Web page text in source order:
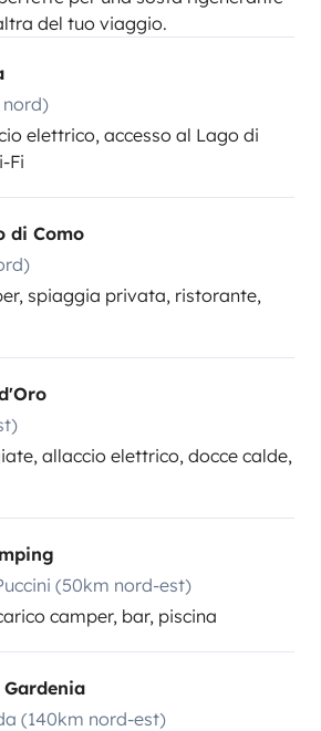
del tuo viaggio.
nord)
elettrico, accesso al Lago di
Fi
di Como
spiaggia privata, ristorante,
allaccio elettrico, docce calde,
(50km nord-est)
camper, bar, piscina
(140km nord-est)